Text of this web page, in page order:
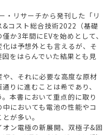
リサーチから発刊した「リ
&コスト総合技術2022（基礎
か3年間にEVを始めとして、
は予想外とも言えるが、そ
をはらんでいた結果とも見
、それに必要な高度な原材
りに進むことは希であり、
本書において重点的に取り
においても電池の性能やコ
が多い。
ン電極の新展開、双極子&固